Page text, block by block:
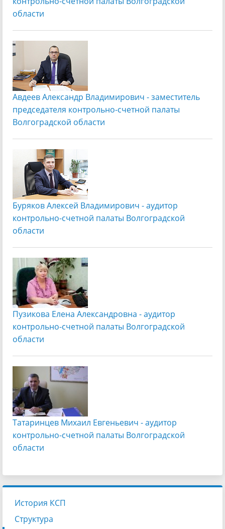
области
Авдеев Александр Владимирович - заместитель
председателя контрольно-счетной палаты
Волгоградской области
Буряков Алексей Владимирович - аудитор
контрольно-счетной палаты Волгоградской
области
Пузикова Елена Александровна - аудитор
контрольно-счетной палаты Волгоградской
области
Татаринцев Михаил Евгеньевич - аудитор
контрольно-счетной палаты Волгоградской
области
История КСП
Структура